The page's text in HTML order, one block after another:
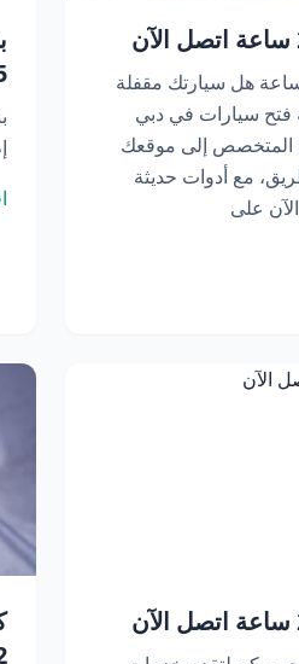
سيارات في دبي | خدمة متنقلة 24 ساعة هل سيارتك مقفلة
فتح سيارات في دبي
فريقنا المتخصص إلى موقعك
مع أدوات حديثة
على
5